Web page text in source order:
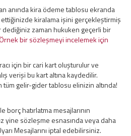
anında kira ödeme tablosu ekranda
kiralama işini gerçekleştirmiş
dediğiniz zaman hukuken geçerli bir
bir sözleşmeyi incelemek için
için bir cari kart oluşturulur ve
verişi bu kart altına kaydedilir.
tüm gelir-gider tablosu elinizin altında!
borç hatırlatma mesajlarının
yine sözleşme esnasında veya daha
Mesajlarını iptal edebilirsiniz.